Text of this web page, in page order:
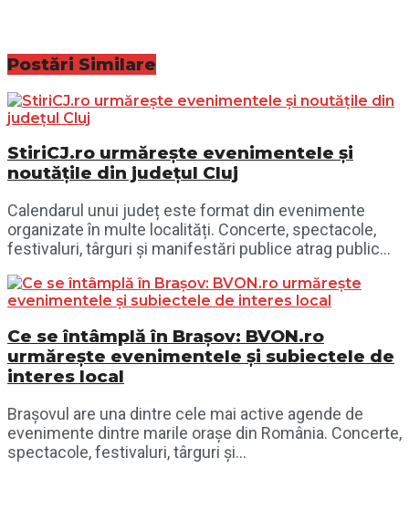
Postări Similare
StiriCJ.ro urmărește evenimentele și
noutățile din județul Cluj
Calendarul unui județ este format din evenimente
organizate în multe localități. Concerte, spectacole,
festivaluri, târguri și manifestări publice atrag public...
Ce se întâmplă în Brașov: BVON.ro
urmărește evenimentele și subiectele de
interes local
Brașovul are una dintre cele mai active agende de
evenimente dintre marile orașe din România. Concerte,
spectacole, festivaluri, târguri și...